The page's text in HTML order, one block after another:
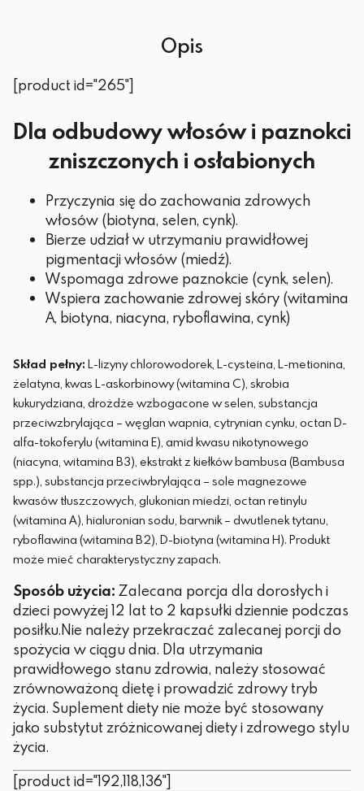
Ryboflawina
Miedź
1 mg (100%
RWS*)
(100% RWS*)
Selen
55 μg (100%
RWS*)
Biotyna
50 μg (100%
RWS*)
*RWS – referencyjnej wartości
Opis
[product id="265"]
Dla odbudowy włosów i paznokci
zniszczonych i osłabionych
Przyczynia się do zachowania zdrowych
włosów (biotyna, selen, cynk).
Bierze udział w utrzymaniu prawidłowej
pigmentacji włosów (miedź).
Wspomaga zdrowe paznokcie (cynk, selen).
Wspiera zachowanie zdrowej skóry (witamina
A, biotyna, niacyna, ryboflawina, cynk)
Skład pełny: L-lizyny chlorowodorek, L-cysteina, L-metionina,
żelatyna, kwas L-askorbinowy (witamina C), skrobia
kukurydziana, drożdże wzbogacone w selen, substancja
przeciwzbrylająca – węglan wapnia, cytrynian cynku, octan D-
alfa-tokoferylu (witamina E), amid kwasu nikotynowego
(niacyna, witamina B3), ekstrakt z kiełków bambusa (Bambusa
spp.), substancja przeciwbrylająca – sole magnezowe
kwasów tłuszczowych, glukonian miedzi, octan retinylu
(witamina A), hialuronian sodu, barwnik – dwutlenek tytanu,
ryboflawina (witamina B2), D-biotyna (witamina H). Produkt
może mieć charakterystyczny zapach.
Sposób użycia: Zalecana porcja dla dorosłych i
dzieci powyżej 12 lat to 2 kapsułki dziennie podczas
posiłku.Nie należy przekraczać zalecanej porcji do
spożycia w ciągu dnia. Dla utrzymania
prawidłowego stanu zdrowia, należy stosować
zrównoważoną dietę i prowadzić zdrowy tryb
życia. Suplement diety nie może być stosowany
jako substytut zróżnicowanej diety i zdrowego stylu
życia.
[product id="192,118,136"]